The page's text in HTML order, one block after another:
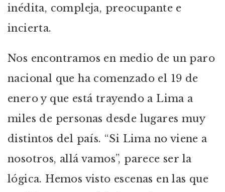
inédita, compleja, preocupante e
incierta.
Nos encontramos en medio de un paro
nacional que ha comenzado el 19 de
enero y que está trayendo a Lima a
miles de personas desde lugares muy
distintos del país. “Si Lima no viene a
nosotros, allá vamos”, parece ser la
lógica. Hemos visto escenas en las que